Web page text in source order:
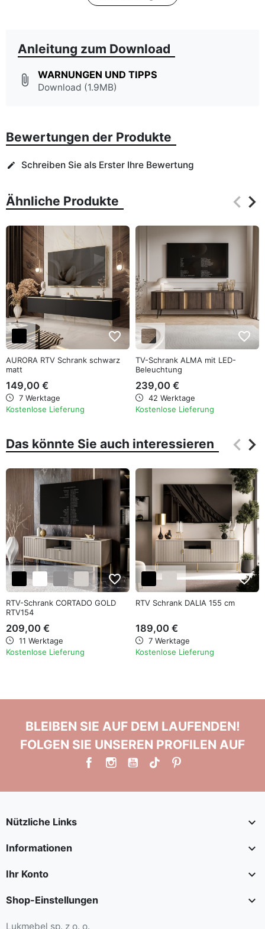
Anleitung zum Download
attach_file WARNUNGEN UND TIPPS
Download (1.9MB)
Bewertungen der Produkte
edit Schreiben Sie als Erster Ihre Bewertung
Ähnliche Produkte keyboard_arrow_left
keyboard_arrow_right
favorite_border
AURORA RTV Schrank schwarz
matt
149,00 €
7 Werktage
Kostenlose Lieferung
favorite_border
TV-Schrank ALMA mit LED-
Beleuchtung
239,00 €
42 Werktage
Kostenlose Lieferung
Das könnte Sie auch interessieren keyboard_arrow_left
keyboard_arrow_right
favorite_border
RTV-Schrank CORTADO GOLD
RTV154
209,00 €
11 Werktage
Kostenlose Lieferung
favorite_border
RTV Schrank DALIA 155 cm
189,00 €
7 Werktage
Kostenlose Lieferung
BLEIBEN SIE AUF DEM LAUFENDEN!
FOLGEN SIE UNSEREN PROFILEN AUF
Nützliche Links 
Informationen 
Ihr Konto 
Shop-Einstellungen 
Lukmebel sp. z o. o.